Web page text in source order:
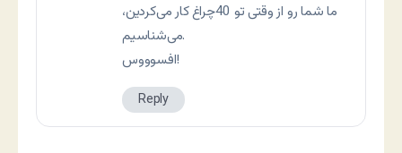
ما شما رو از وقتی تو 40چراغ کار می‌کردین،
می‌شناسیم.
افسوووس!
Reply